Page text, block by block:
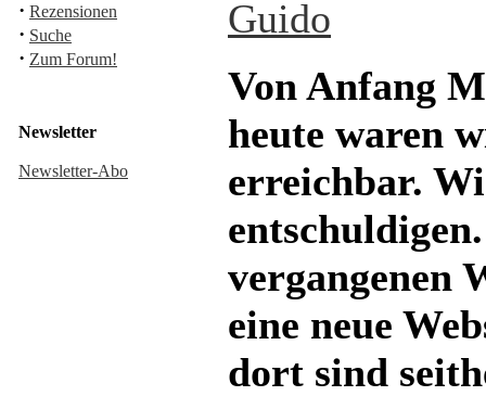
· Rezensionen
· Suche
· Zum Forum!
Newsletter
Newsletter-Abo
Guido
Von Anfang
heute waren
erreichbar.
vergangenen
eine neue
dort sind